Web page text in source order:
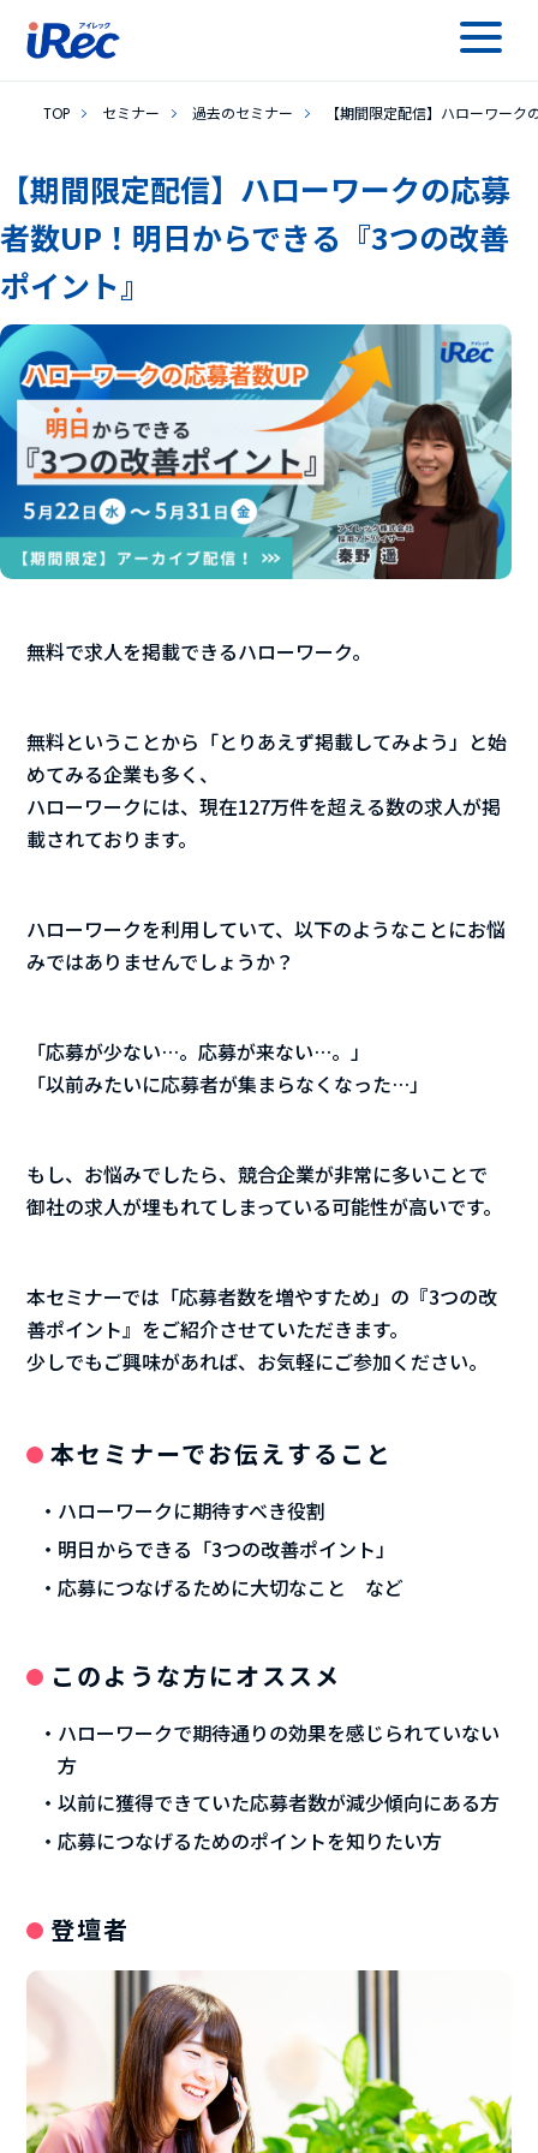
TOP セミナー 過去のセミナー 【期間限定配信】ハローワー
【期間限定配信】ハローワークの応募
者数UP！明日からできる『3つの改善
ポイント』
無料で求人を掲載できるハローワーク。
無料ということから「とりあえず掲載してみよう」と始
めてみる企業も多く、
ハローワークには、現在127万件を超える数の求人が掲
載されております。
​​​​​​ハローワークを利用していて、以下のようなことにお悩
みではありませんでしょうか？
「応募が少ない…。応募が来ない…。」
「以前みたいに応募者が集まらなくなった…」
もし、お悩みでしたら、競合企業が非常に多いことで
御社の求人が埋もれてしまっている可能性が高いです。
本セミナーでは「応募者数を増やすため」の『3つの改
善ポイント』をご紹介させていただきます。
少しでもご興味があれば、お気軽にご参加ください。
本セミナーでお伝えすること
ハローワークに期待すべき役割
明日からできる「3つの改善ポイント」
応募につなげるために大切なこと など
このような方にオススメ
ハローワークで期待通りの効果を感じられていない
方
以前に獲得できていた応募者数が減少傾向にある方
応募につなげるためのポイントを知りたい方
登壇者